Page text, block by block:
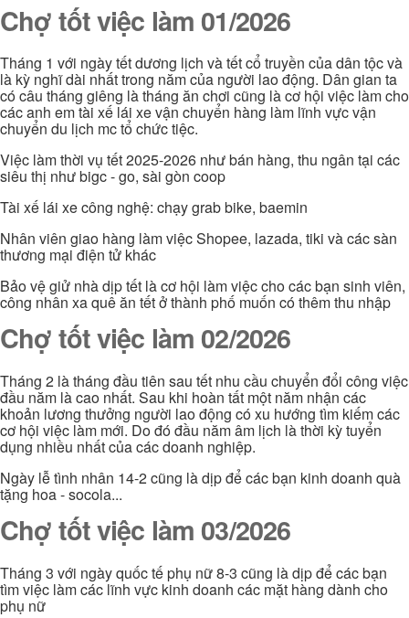
Chợ tốt việc làm 01/2026
Tháng 1 với ngày tết dương lịch và tết cổ truyền của dân tộc và
là kỳ nghĩ dài nhất trong năm của người lao động. Dân gian ta
có câu tháng giêng là tháng ăn chơi cũng là cơ hội việc làm cho
các anh em tài xế lái xe vận chuyển hàng làm lĩnh vực vận
chuyển du lịch mc tổ chức tiệc.
Việc làm thời vụ tết 2025-2026 như bán hàng, thu ngân tại các
siêu thị như bigc - go, sài gòn coop
Tài xế lái xe công nghệ: chạy grab bike, baemin
Nhân viên giao hàng làm việc Shopee, lazada, tiki và các sàn
thương mại điện tử khác
Bảo vệ giử nhà dịp tết là cơ hội làm việc cho các bạn sinh viên,
công nhân xa quê ăn tết ở thành phố muốn có thêm thu nhập
Chợ tốt việc làm 02/2026
Tháng 2 là tháng đầu tiên sau tết nhu cầu chuyển đổi công việc
đầu năm là cao nhất. Sau khi hoàn tất một năm nhận các
khoản lương thưởng người lao động có xu hướng tìm kiếm các
cơ hội việc làm mới. Do đó đầu năm âm lịch là thời kỳ tuyển
dụng nhiều nhất của các doanh nghiệp.
Ngày lễ tình nhân 14-2 cũng là dịp để các bạn kinh doanh quà
tặng hoa - socola...
Chợ tốt việc làm 03/2026
Tháng 3 với ngày quốc tế phụ nữ 8-3 cũng là dịp để các bạn
tìm việc làm các lĩnh vực kinh doanh các mặt hàng dành cho
phụ nữ